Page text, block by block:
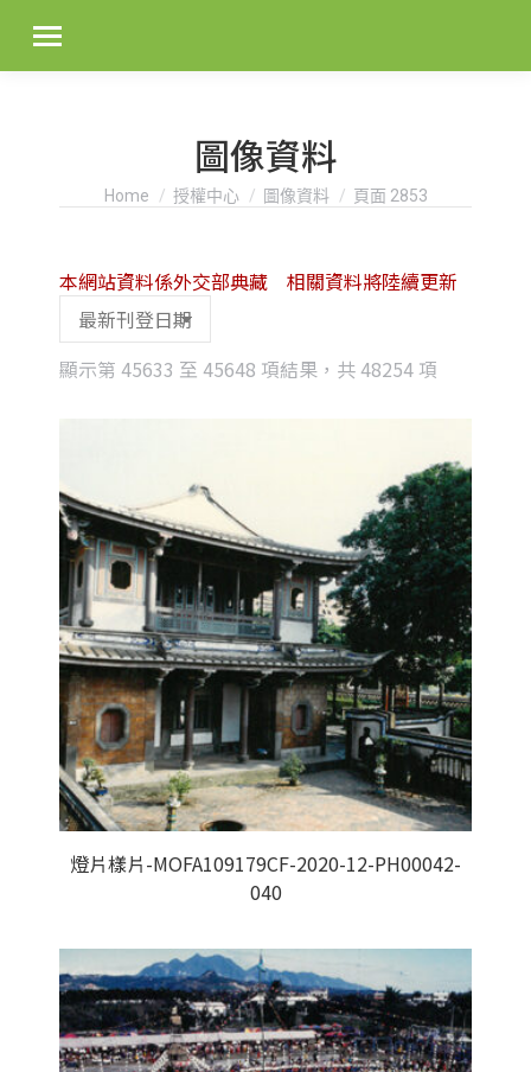
圖像資料
You are here:
Home 授權中心 圖像資料 頁面 2853
顯示第 45633 至 45648 項結果，共 48254 項
latest
本網站資料係外交部典藏 相關資料將陸續更新
燈片樣片-MOFA109179CF-2020-12-PH00042-
040